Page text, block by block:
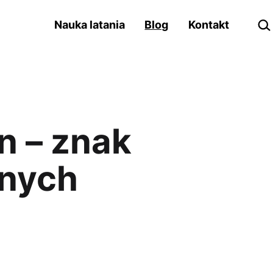
Nauka latania Blog Kontakt
– znak